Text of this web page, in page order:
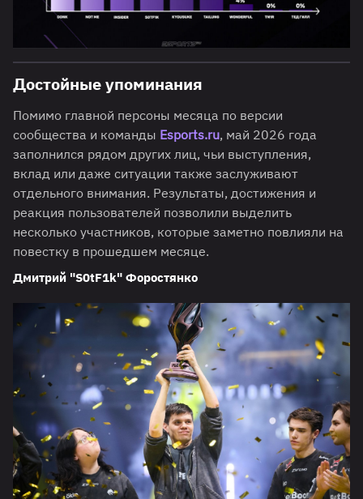
Достойные упоминания
Помимо главной персоны месяца по версии
сообщества и команды Esports.ru, май 2026 года
заполнился рядом других лиц, чьи выступления,
вклад или даже ситуации также заслуживают
отдельного внимания. Результаты, достижения и
реакция пользователей позволили выделить
несколько участников, которые заметно повлияли на
повестку в прошедшем месяце.
Дмитрий "S0tF1k" Форостянко